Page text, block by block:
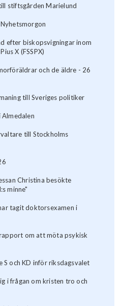
stiftsgården Marielund
efter biskopsvigningar inom
X (FSSPX)
och de äldre - 26
till Sveriges politiker
till Stockholms
Christina besökte
minne"
tagit doktorsexamen i
om att möta psykisk
S och KD inför riksdagsvalet
i frågan om kristen tro och